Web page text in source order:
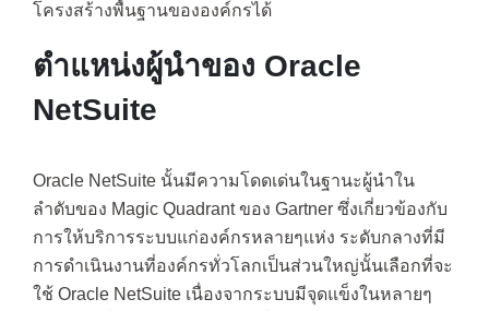
โครงสร้างพื้นฐานขององค์กรได้
ตำแหน่งผู้นำของ Oracle
NetSuite
Oracle NetSuite นั้นมีความโดดเด่นในฐานะผู้นำใน
ลำดับของ Magic Quadrant ของ Gartner ซึ่งเกี่ยวข้องกับ
การให้บริการระบบแก่องค์กรหลายๆแห่ง ระดับกลางที่มี
การดำเนินงานที่องค์กรทั่วโลกเป็นส่วนใหญ่นั้นเลือกที่จะ
ใช้ Oracle NetSuite เนื่องจากระบบมีจุดแข็งในหลายๆ